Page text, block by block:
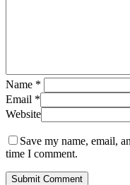
Name *
Email *
Website
Save my name, email,
time I comment.